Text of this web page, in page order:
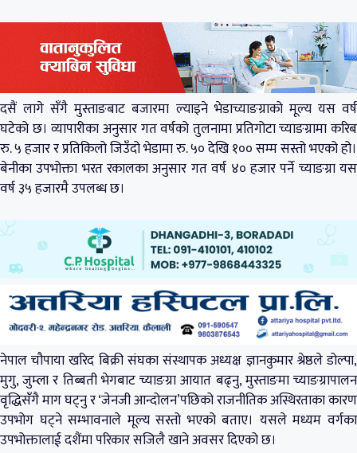
दसैं लागे सँगै मुस्ताङबाट बजारमा ल्याइने भेडाच्याङग्राको मूल्य यस वर्ष
घटेको छ। व्यापारीका अनुसार गत वर्षको तुलनामा प्रतिगोटा च्याङग्रामा करिब
रु. ५ हजार र प्रतिकिलो जिउँदो भेडामा रु. ५० देखि १०० सम्म सस्तो भएको हो।
बेनीका उपभोक्ता भरत रकालका अनुसार गत वर्ष ४० हजार पर्ने च्याङग्रा यस
वर्ष ३५ हजारमै उपलब्ध छ।
नेपाल चौपाया खरिद बिक्री संघका संस्थापक अध्यक्ष ज्ञानकुमार श्रेष्ठले डोल्पा,
मुगु, जुम्ला र तिब्बती भेगबाट च्याङग्रा आयात बढ्नु, मुस्ताङमा च्याङग्रापालन
वृद्धिसँगै माग घट्नु र ‘जेनजी आन्दोलन’पछिको राजनीतिक अस्थिरताका कारण
उपभोग घट्ने सम्भावनाले मूल्य सस्तो भएको बताए। यसले मध्यम वर्गका
उपभोक्तालाई दशैंमा परिकार सजिलै खाने अवसर दिएको छ।